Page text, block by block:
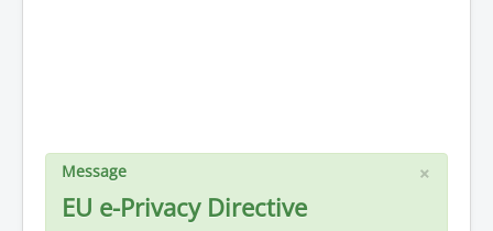
×
Message
EU e-Privacy Directive